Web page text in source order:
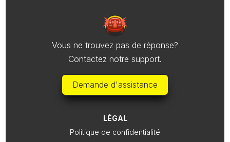
Vous ne trouvez pas de réponse?
Contactez notre support.
Demande d'assistance
LÉGAL
Politique de confidentialité